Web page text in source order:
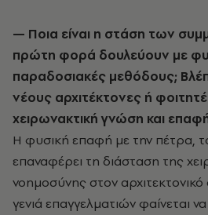
— Ποια είναι η στάση των συμμετεχόντων όταν για
πρώτη φορά δουλεύουν με
παραδοσιακές μεθόδους;
νέους αρχιτέκτονες ή
χειρωνακτική γνώση και
Η φυσική επαφή με την πέτρα,
επαναφέρει τη διάσταση της
νοημοσύνης στον
γενιά επαγγελματιών φαίνεται